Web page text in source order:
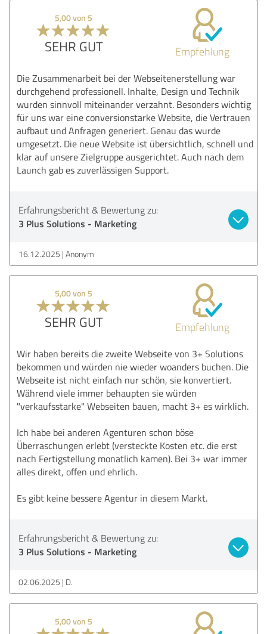
5,00 von 5
SEHR GUT Empfehlung
Die Zusammenarbeit bei der Webseitenerstellung war
durchgehend professionell. Inhalte, Design und Technik
wurden sinnvoll miteinander verzahnt. Besonders wichtig
für uns war eine conversionstarke Website, die Vertrauen
aufbaut und Anfragen generiert. Genau das wurde
umgesetzt. Die neue Website ist übersichtlich, schnell und
klar auf unsere Zielgruppe ausgerichtet. Auch nach dem
Launch gab es zuverlässigen Support.
Erfahrungsbericht & Bewertung zu:
3 Plus Solutions - Marketing
16.12.2025 Anonym
5,00 von 5
SEHR GUT Empfehlung
Wir haben bereits die zweite Webseite von 3+ Solutions
bekommen und würden nie wieder woanders buchen. Die
Webseite ist nicht einfach nur schön, sie konvertiert.
Während viele immer behaupten sie würden
"verkaufsstarke" Webseiten bauen, macht 3+ es wirklich.
Ich habe bei anderen Agenturen schon böse
Überraschungen erlebt (versteckte Kosten etc. die erst
nach Fertigstellung monatlich kamen). Bei 3+ war immer
alles direkt, offen und ehrlich.
Es gibt keine bessere Agentur in diesem Markt.
Erfahrungsbericht & Bewertung zu:
3 Plus Solutions - Marketing
02.06.2025 D.
5,00 von 5